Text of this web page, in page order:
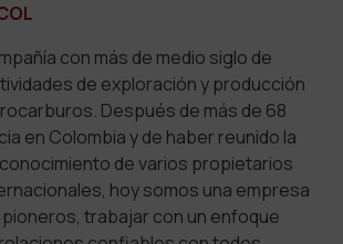
con más de medio siglo de
de exploración y producción
Después de más de 68
en Colombia y de haber reunido la
de varios propietarios
hoy somos una empresa
trabajar con un enfoque